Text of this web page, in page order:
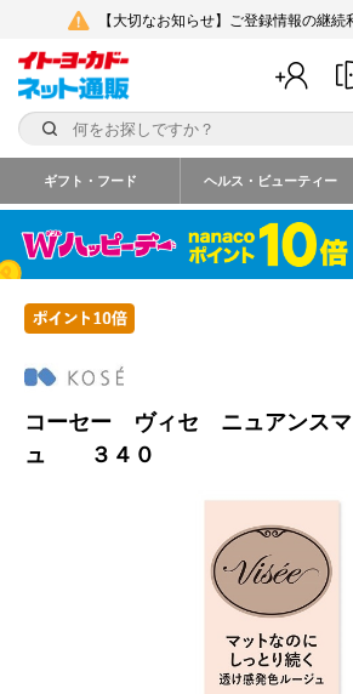
【大切なお知らせ】ご登録情報の継
ギフト・フード ヘルス・ビューティー
コーセー ヴィセ ニュアンスマ
ュ ３４０